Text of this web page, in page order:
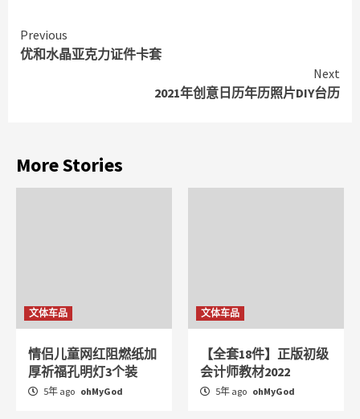
Continue
Reading
Previous
优和水晶亚克力证件卡套
Next
2021年创意日历年历照片DIY台历
More Stories
文体车品
情侣儿童网红阻燃纸加
厚祈福孔明灯3个装
5年 ago ohMyGod
文体车品
【全套18件】正版初级
会计师教材2022
5年 ago ohMyGod